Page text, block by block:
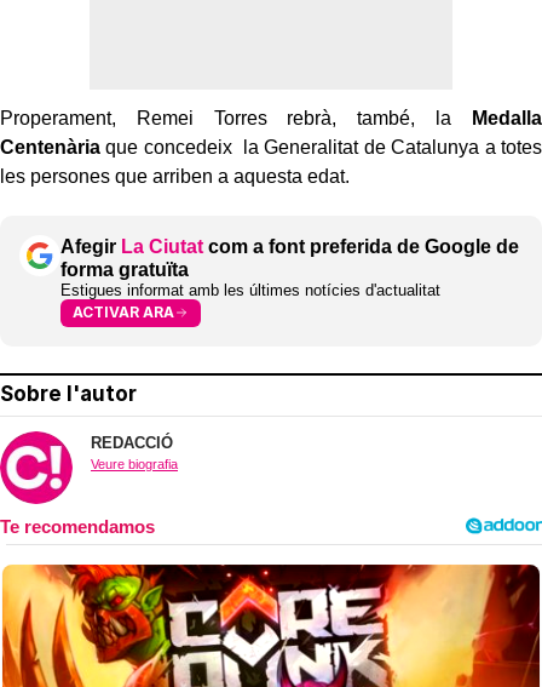
Properament, Remei Torres rebrà, també, la Medalla
Centenària que concedeix la Generalitat de Catalunya a totes
les persones que arriben a aquesta edat.
Afegir La Ciutat com a font preferida de Google de
forma gratuïta
Estigues informat amb les últimes notícies d'actualitat
ACTIVAR ARA
Sobre l'autor
REDACCIÓ
Veure biografia